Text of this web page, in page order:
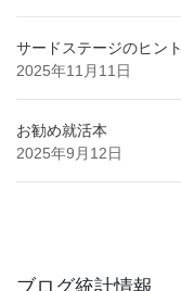
サードステージのヒント
2025年11月11日
お勧め就活本
2025年9月12日
ブログ統計情報